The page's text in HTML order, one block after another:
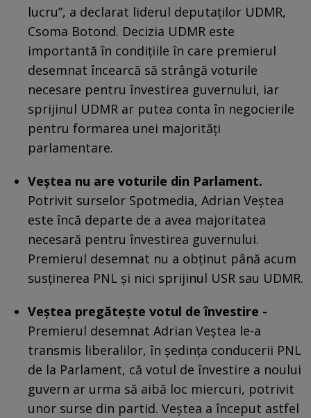
lucru”, a declarat liderul deputaţilor UDMR,
Csoma Botond. Decizia UDMR este
importantă în condițiile în care premierul
desemnat încearcă să strângă voturile
necesare pentru învestirea guvernului, iar
sprijinul UDMR ar putea conta în negocierile
pentru formarea unei majorități
parlamentare.
Veștea nu are voturile din Parlament.
Potrivit surselor Spotmedia, Adrian Veștea
este încă departe de a avea majoritatea
necesară pentru învestirea guvernului.
Premierul desemnat nu a obținut până acum
susținerea PNL și nici sprijinul USR sau UDMR.
Veștea pregătește votul de învestire -
Premierul desemnat Adrian Veștea le-a
transmis liberalilor, în ședința conducerii PNL
de la Parlament, că votul de învestire a noului
guvern ar urma să aibă loc miercuri, potrivit
unor surse din partid. Veștea a început astfel